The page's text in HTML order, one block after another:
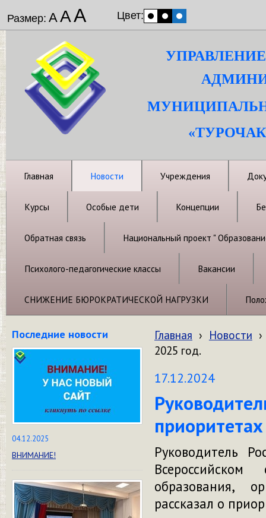
Размер: ААА Цвет:
Главная Новости Учреждения
Курсы Особые дети Концепции
Обратная связь Национальный проект "
Психолого-педагогические классы Вакансии
СНИЖЕНИЕ БЮРОКРАТИЧЕСКОЙ НАГРУЗКИ
Последние новости
04.12.2025
ВНИМАНИЕ!
Главная › Новости ›
2025 год.
17.12.2024
Руководитель
образования,
рассказал о